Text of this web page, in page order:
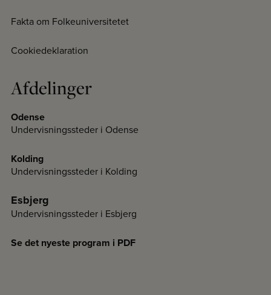
Fakta om Folkeuniversitetet
Cookiedeklaration
Afdelinger
Odense
Undervisningssteder i Odense
Kolding
Undervisningssteder i Kolding
Esbjerg
Undervisningssteder i Esbjerg
Se det nyeste program i PDF